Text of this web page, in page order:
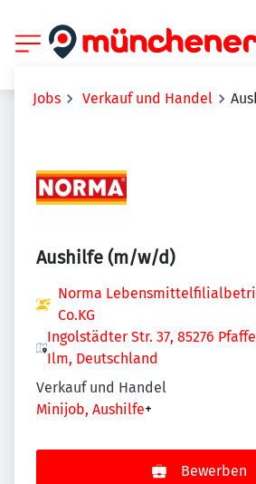
Jobs Verkauf und Handel
Aushilfe (m/w/d)
Norma
Co.KG
Ingolstädter Str. 37, 85276
Ilm, Deutschland
Verkauf und Handel
Minijob, Aushilfe+
Bewerben